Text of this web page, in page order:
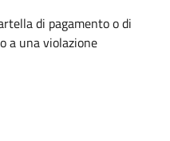
di pagamento o di
a una violazione